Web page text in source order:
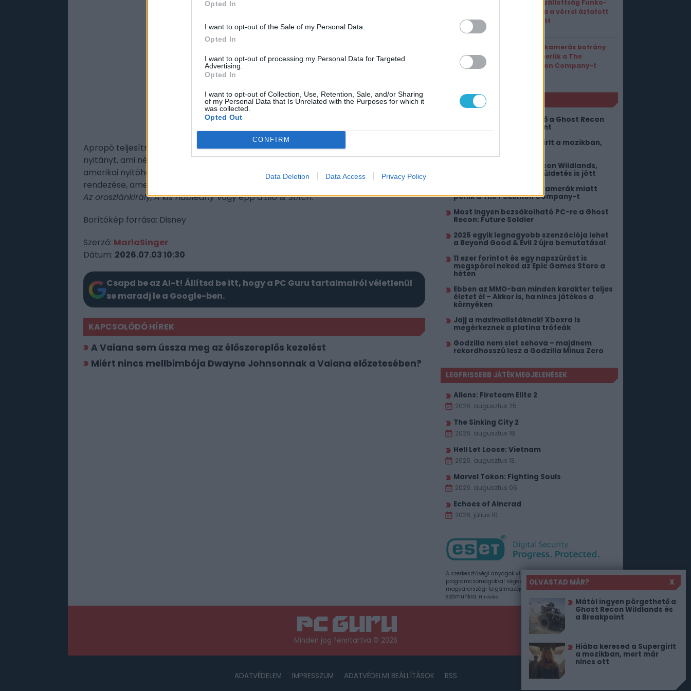
Opted In
I want to opt-out of the Sale of my Personal Data.
Opted In
I want to opt-out of processing my Personal Data for Targeted
Advertising.
Opted In
I want to opt-out of Collection, Use, Retention, Sale, and/or Sharing
of my Personal Data that Is Unrelated with the Purposes for which it
was collected.
Opted Out
CONFIRM
Data Deletion Data Access Privacy Policy
Apropó teljesítmény, az élőszereplős változatnak egyelőre nem jósolnak túl nagy
nyitányt, ami némiképp meglepő lehet. Legalábbis egyes becslésekszerintaz
amerikai nyitóhétvégén körülbelül 65–80 millió dollárt hozhatThomas Kail
rendezése, amellyel elmaradna olyan élőszereplős Disney-produkciók rajtjától, mint
Az oroszlánkirály,A kis hableányvagy épp aLilo & Stitch.
Borítókép forrása: Disney
Szerző: MarlaSinger
Dátum: 2026.07.03 10:30
Csapd be az AI-t! Állítsd be itt, hogy a PC Guru tartalmairól véletlenül
se maradj le a Google-ben.
KAPCSOLÓDÓ HÍREK
A Vaiana sem ússza meg az élőszereplős kezelést
Miért nincs mellbimbója Dwayne Johnsonnak a Vaiana előzetesében?
OLVASTAD MÁR?
X
Mától ingyen pörgethető a
Ghost Recon Wildlands és
a Breakpoint
Hiába keresed a Supergirlt
a mozikban, mert már
nincs ott
A Megszállottság Funko-
figurája a vérrel áztatott
Nikki lett
Rejtett kamerás botrány
miatt perlik a The
Pokémon Company-t
AJÁNLÓ
Mától ingyen pörgethető a Ghost Recon
Wildlands és a Breakpoint
Hiába keresed a Supergirlt a mozikban,
Itt a next-gen Ghost Recon Wildlands,
amihez egy vadonatúj küldetés is jött
A mosdókban elrejtett kamerák miatt
perlik a The Pokémon Company-t
Most ingyen bezsákolható PC-re a Ghost
Recon: Future Soldier
2026 egyik legnagyobb szenzációja lehet
a Beyond Good & Evil 2 újra bemutatása!
11 ezer forintot és egy napszúrást is
megspórol neked az Epic Games Store a
héten
Ebben az MMO-ban minden karakter teljes
életet él – Akkor is, ha nincs játékos a
környéken
Jajj a maximalistáknak! Xboxra is
megérkeznek a platina trófeák
Godzilla nem siet sehova – majdnem
rekordhosszú lesz a Godzilla Minus Zero
LEGFRISSEBB JÁTÉKMEGJELENÉSEK
Aliens: Fireteam Elite 2
2026. augusztus 25.
The Sinking City 2
2026. augusztus 18.
Hell Let Loose: Vietnam
2026. augusztus 13.
Marvel Tokon: Fighting Souls
2026. augusztus 06.
Echoes of Aincrad
2026. július 10.
A szerkesztőségi anyagok vírusellenőrzését az ESET
programcsomagokkal végezzük, amelyet a szoftver
magyarországi forgalmazója, a Sicontact Kft. biztosít
számunkra. Hirdetés
Minden jog fenntartva © 2026
ADATVÉDELEM IMPRESSZUM ADATVÉDELMI BEÁLLÍTÁSOK RSS